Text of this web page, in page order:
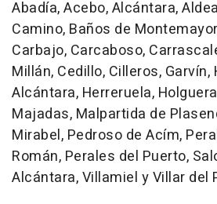
Abadía, Acebo, Alcántara,
Camino, Baños de
Carbajo, Carcaboso,
Millán, Cedillo, Cilleros, Garvín,
Alcántara, Herreruela,
Majadas, Malpartida de
Mirabel, Pedroso de Acím,
Román, Perales del Puerto,
Alcántara, Villamiel y Villar del